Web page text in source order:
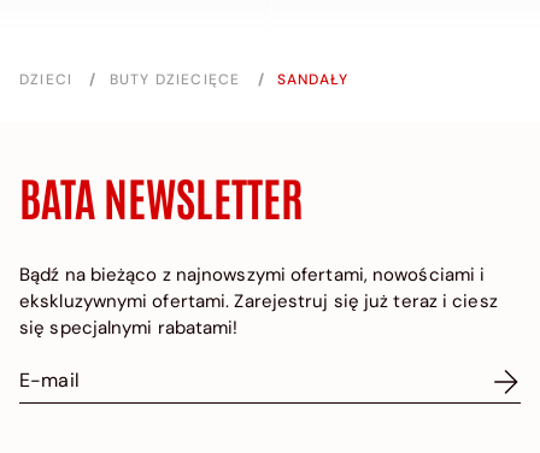
DZIECI / BUTY DZIECIĘCE / SANDAŁY
BATA NEWSLETTER
Bądź na bieżąco z najnowszymi ofertami, nowościami i
ekskluzywnymi ofertami. Zarejestruj się już teraz i ciesz
się specjalnymi rabatami!